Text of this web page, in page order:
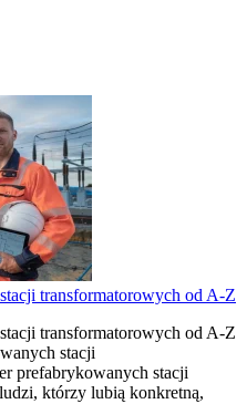
transformatorowych od A-Z
transformatorowych od A-Z
stacji
prefabrykowanych stacji
którzy lubią konkretną,